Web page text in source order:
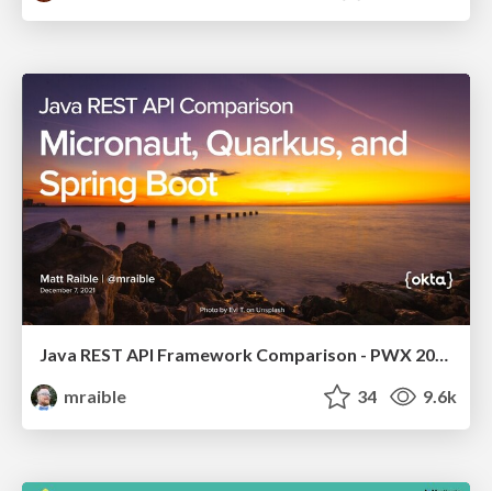
Java REST API Framework Comparison - PWX 2021
mraible
34 9.6k